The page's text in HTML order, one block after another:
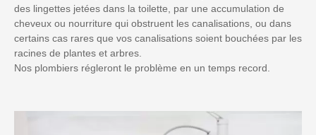
des lingettes jetées dans la toilette, par une accumulation de
cheveux ou nourriture qui obstruent les canalisations, ou dans
certains cas rares que vos canalisations soient bouchées par les
racines de plantes et arbres.
Nos plombiers régleront le problème en un temps record.